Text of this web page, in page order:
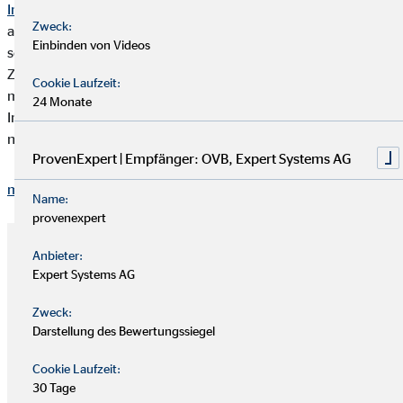
Immobilienfinanzierung
auseinandergesetzt, aber in der Beratung bei OVB hatte ich
sofort ein gutes und vertrauensvolles Gefühl“, erzählt Marie.
Zudem hat sie viel Wissen aus der Finanzberatung
mitgenommen. Zum Beispiel, dass bei einer
Immobilienfinanzierung heute ganz andere Voraussetzungen
nötig sind als früher.
mehr anzeigen
Zweck:
Einbinden von Videos
Cookie Laufzeit:
24 Monate
ProvenExpert | Empfänger: OVB, Expert Systems AG
Name:
provenexpert
Anbieter:
Expert Systems AG
Zweck:
Darstellung des Bewertungssiegel
Cookie Laufzeit:
30 Tage